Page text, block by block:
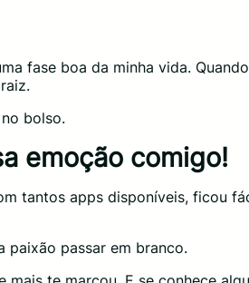
fase boa da minha vida.
bolso.
emoção comigo!
tantos apps disponíveis, ficou
paixão passar em branco.